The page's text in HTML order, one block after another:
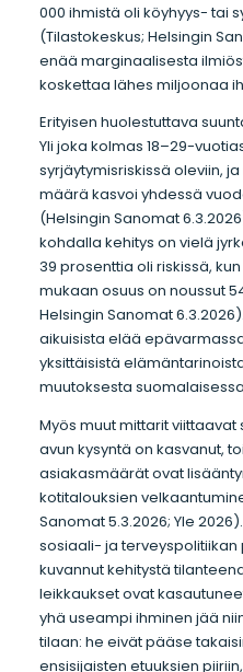
000 ihmistä oli köyhyys- tai
(Tilastokeskus; Helsingin
enää marginaalisesta
koskettaa lähes miljoonaa
Erityisen huolestuttava
Yli joka kolmas 18–29-
syrjäytymisriskissä oleviin,
määrä kasvoi yhdessä
(Helsingin Sanomat
kohdalla kehitys on vielä
39 prosenttia oli riskissä,
mukaan osuus on noussut
Helsingin Sanomat
aikuisista elää
yksittäisistä
muutoksesta
Myös muut mittarit
avun kysyntä on kasvanut,
asiakasmäärät ovat
kotitalouksien
Sanomat 5.3.2026; Yle
sosiaali- ja terveyspolitiikan
kuvannut kehitystä
leikkaukset ovat
yhä useampi ihminen jää
tilaan: he eivät pääse
ensisijaisten etuuksien